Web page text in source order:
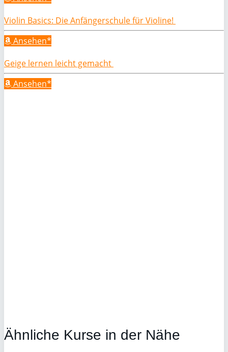
Violin Basics: Die Anfängerschule für Violine!
Ansehen*
Geige lernen leicht gemacht
Ansehen*
Ähnliche Kurse in der Nähe